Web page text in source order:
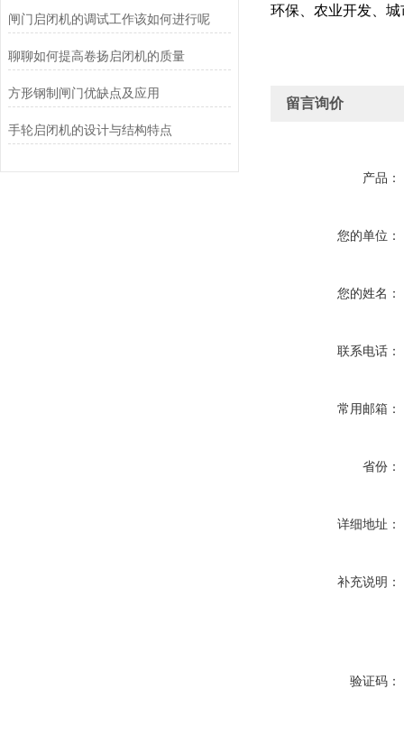
闸门启闭机的调试工作该如何进行呢
聊聊如何提高卷扬启闭机的质量
方形钢制闸门优缺点及应用
手轮启闭机的设计与结构特点
环保、农业开发、
留言询价
产品：
您的单位：
您的姓名：
联系电话：
常用邮箱：
省份：
详细地址：
补充说明：
验证码：